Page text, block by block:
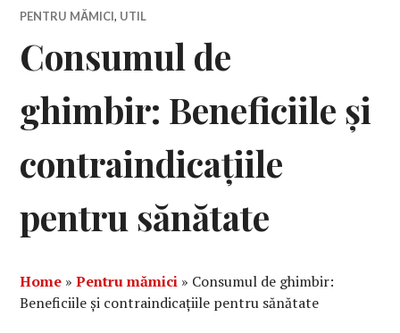
PENTRU MĂMICI, UTIL
Consumul de
ghimbir: Beneficiile și
contraindicațiile
pentru sănătate
Home »Pentru mămici » Consumul de ghimbir:
Beneficiile și contraindicațiile pentru sănătate